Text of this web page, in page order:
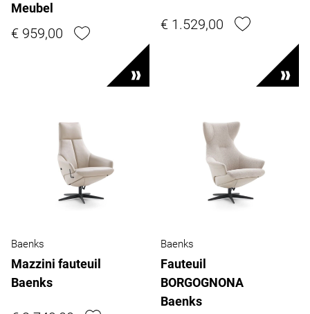
Meubel
€ 959,00
€ 1.529,00
Baenks
Mazzini fauteuil
Baenks
Baenks
Fauteuil
BORGOGNONA
Baenks